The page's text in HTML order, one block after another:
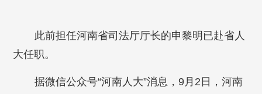
此前担任河南省司法厅厅长的申黎明已赴省人
大任职。
据微信公众号“河南人大”消息，9月2日，河南